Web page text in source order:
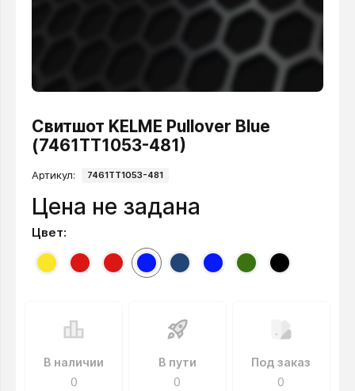
Свитшот KELME Pullover Blue
(7461TT1053-481)
Артикул: 7461TT1053-481
Цена не задана
Цвет:
В наличии
0
В пути
0
Под заказ
0